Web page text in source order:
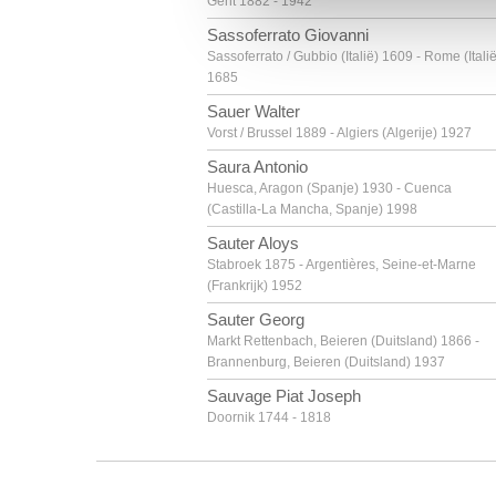
Sassoferrato Giovanni
Sassoferrato / Gubbio (Italië) 1609 - Rome
1685
Sauer Walter
Vorst / Brussel 1889 - Algiers (Algerije) 1927
Saura Antonio
Huesca, Aragon (Spanje) 1930 - Cuenca
(Castilla-La Mancha, Spanje) 1998
Sauter Aloys
Stabroek 1875 - Argentières, Seine-et-Marne
(Frankrijk) 1952
Sauter Georg
Markt Rettenbach, Beieren (Duitsland) 1866 -
Brannenburg, Beieren (Duitsland) 1937
Sauvage Piat Joseph
Doornik 1744 - 1818